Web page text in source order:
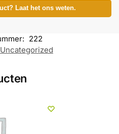
Laat het ons weten.
222
Uncategorized